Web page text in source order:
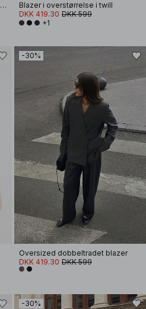
Melange bukser med mellemhøj talje
Blazer i overstørrelse i twill
DKK 419.30 DKK 599
+1
-30%
Oversized dobbeltradet blazer
DKK 419.30 DKK 599
-30%